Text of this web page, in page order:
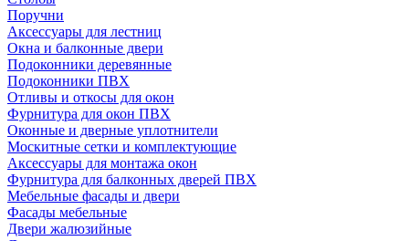
Поручни
Аксессуары для лестниц
Окна и балконные двери
Подоконники деревянные
Подоконники ПВХ
Отливы и откосы для окон
Фурнитура для окон ПВХ
Оконные и дверные уплотнители
Москитные сетки и комплектующие
Аксессуары для монтажа окон
Фурнитура для балконных дверей ПВХ
Мебельные фасады и двери
Фасады мебельные
Двери жалюзийные